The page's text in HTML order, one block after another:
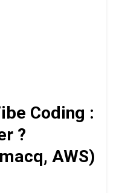
Coding :
?
AWS)